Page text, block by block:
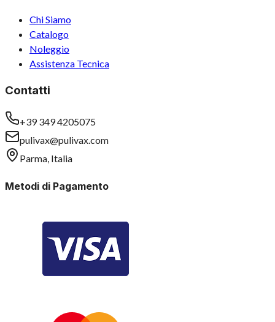
Chi Siamo
Catalogo
Noleggio
Assistenza Tecnica
Contatti
+39 349 4205075
pulivax@pulivax.com
Parma, Italia
Metodi di Pagamento